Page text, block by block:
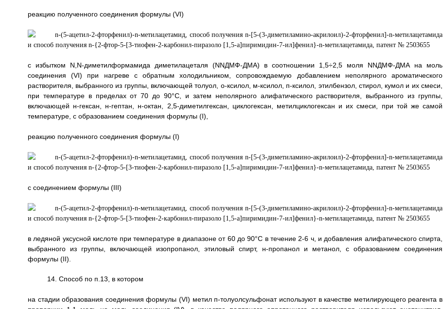
реакцию полученного соединения формулы (VI)
с избытком N,N-диметилформамида диметилацеталя (NNДМФ-ДМА) в соотношении 1,5÷2,5 моля NNДМФ-ДМА на моль
соединения (VI) при нагреве с обратным холодильником, сопровождаемую добавлением неполярного ароматического
растворителя, выбранного из группы, включающей толуол, о-ксилол, м-ксилол, п-ксилол, этилбензол, стирол, кумол и их смеси,
при температуре в пределах от 70 до 90°C, и затем неполярного алифатического растворителя, выбранного из группы,
включающей н-гексан, н-гептан, н-октан, 2,5-диметилгексан, циклогексан, метилциклогексан и их смеси, при той же самой
температуре, с образованием соединения формулы (I),
реакцию полученного соединения формулы (I)
с соединением формулы (III)
в ледяной уксусной кислоте при температуре в диапазоне от 60 до 90°C в течение 2-6 ч, и добавления алифатического спирта,
выбранного из группы, включающей изопропанол, этиловый спирт, н-пропанол и метанол, с образованием соединения
формулы (II).
14. Способ по п.13, в котором
на стадии образования соединения формулы (VI) метил п-толуолсульфонат используют в качестве метилирующего реагента в